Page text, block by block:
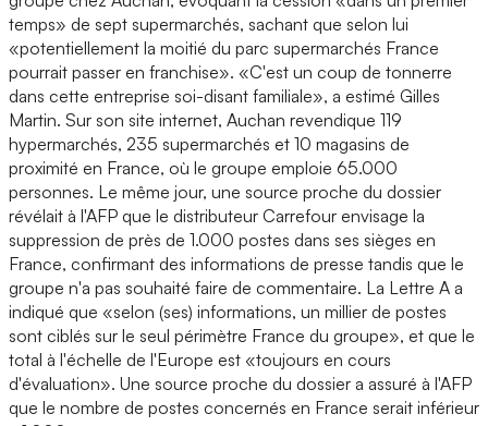
temps» de sept supermarchés, sachant que selon lui
«potentiellement la moitié du parc supermarchés France
pourrait passer en franchise». «C'est un coup de tonnerre
dans cette entreprise soi-disant familiale», a estimé Gilles
Martin. Sur son site internet, Auchan revendique 119
hypermarchés, 235 supermarchés et 10 magasins de
proximité en France, où le groupe emploie 65.000
personnes. Le même jour, une source proche du dossier
révélait à l'AFP que le distributeur Carrefour envisage la
suppression de près de 1.000 postes dans ses sièges en
France, confirmant des informations de presse tandis que le
groupe n'a pas souhaité faire de commentaire. La Lettre A a
indiqué que «selon (ses) informations, un millier de postes
sont ciblés sur le seul périmètre France du groupe», et que le
total à l'échelle de l'Europe est «toujours en cours
d'évaluation». Une source proche du dossier a assuré à l'AFP
que le nombre de postes concernés en France serait inférieur